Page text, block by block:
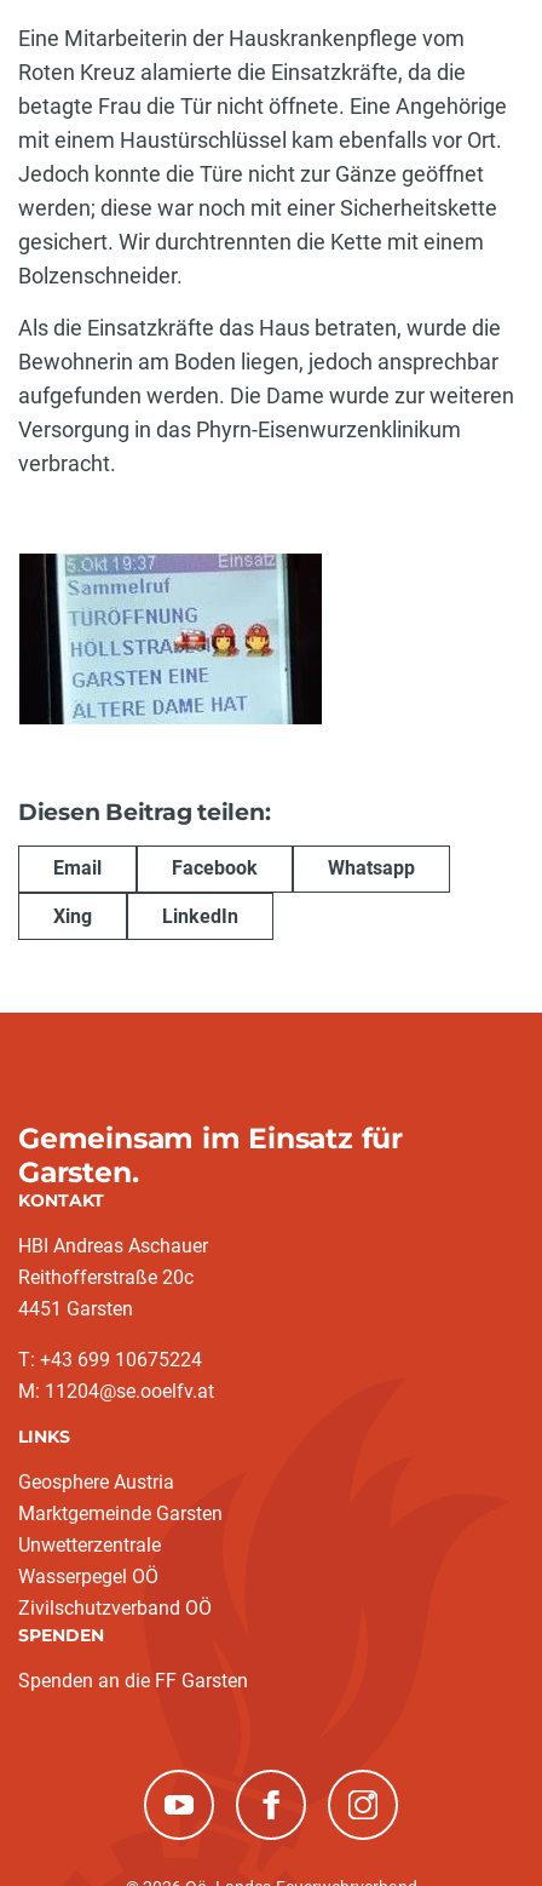
Eine Mitarbeiterin der Hauskrankenpflege vom
Roten Kreuz alamierte die Einsatzkräfte, da die
betagte Frau die Tür nicht öffnete. Eine Angehörige
mit einem Haustürschlüssel kam ebenfalls vor Ort.
Jedoch konnte die Türe nicht zur Gänze geöffnet
werden; diese war noch mit einer Sicherheitskette
gesichert. Wir durchtrennten die Kette mit einem
Bolzenschneider.
Als die Einsatzkräfte das Haus betraten, wurde die
Bewohnerin am Boden liegen, jedoch ansprechbar
aufgefunden werden. Die Dame wurde zur weiteren
Versorgung in das Phyrn-Eisenwurzenklinikum
verbracht.
Diesen Beitrag teilen:
Email Facebook Whatsapp
Xing LinkedIn
Gemeinsam im Einsatz für
Garsten.
KONTAKT
HBI Andreas Aschauer
Reithofferstraße 20c
4451 Garsten
T: ‭+43 699 10675224‬
M: 11204@se.ooelfv.at
LINKS
Geosphere Austria
Marktgemeinde Garsten
Unwetterzentrale
Wasserpegel OÖ
Zivilschutzverband OÖ
SPENDEN
Spenden an die FF Garsten
(neues Fenster)(neues Fenster)(neues Fenster)